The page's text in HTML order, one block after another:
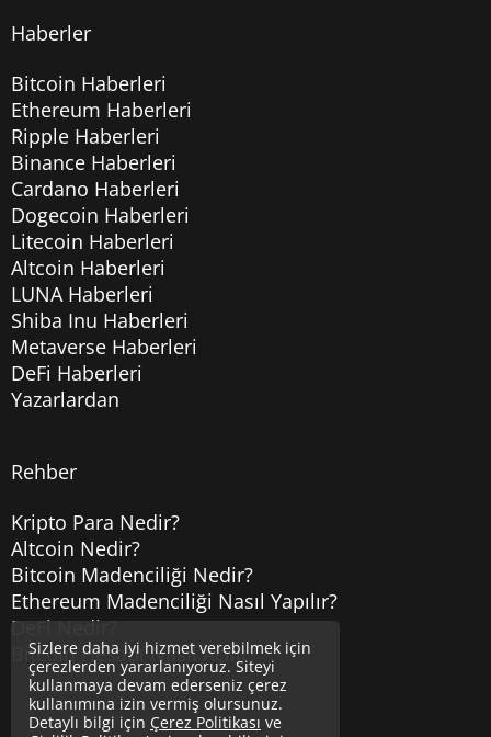
Haberler
Bitcoin Haberleri
Ethereum Haberleri
Ripple Haberleri
Binance Haberleri
Cardano Haberleri
Dogecoin Haberleri
Litecoin Haberleri
Altcoin Haberleri
LUNA Haberleri
Shiba Inu Haberleri
Metaverse Haberleri
DeFi Haberleri
Yazarlardan
Rehber
Kripto Para Nedir?
Altcoin Nedir?
Bitcoin Madenciliği Nedir?
Ethereum Madenciliği Nasıl Yapılır?
DeFi Nedir?
Bitcoin Hesabı Nasıl Açılır?
Sizlere daha iyi hizmet verebilmek için
çerezlerden yararlanıyoruz. Siteyi
kullanmaya devam ederseniz çerez
kullanımına izin vermiş olursunuz.
Detaylı bilgi için Çerez Politikası ve